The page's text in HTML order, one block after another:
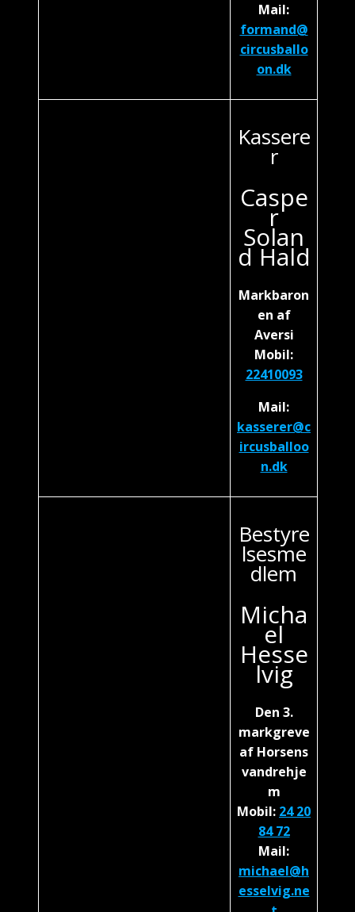
Mail:
formand@
circusballo
on.dk
Kassere
r
Caspe
r
Solan
d Hald
Markbaron
en af
Aversi
Mobil:
22410093
Mail:
kasserer@c
ircusballoo
n.dk
Bestyre
lsesme
dlem
Micha
el
Hesse
lvig
Den 3.
markgreve
af Horsens
vandrehje
m
Mobil: 24 20
84 72
Mail:
michael@h
esselvig.ne